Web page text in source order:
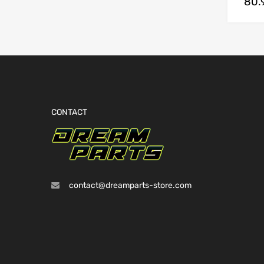
sur 5
CONTACT
contact@dreamparts-store.com